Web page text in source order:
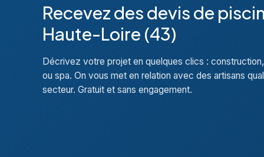
Recevez des devis de
Haute-Loire (43)
Décrivez votre projet en quelques clics :
ou spa. On vous met en relation avec des artisans
secteur. Gratuit et sans engagement.